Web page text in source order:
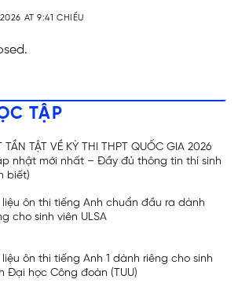
AT 9:41 CHIỀU
TẬP
TẦN TẬT VỀ KỲ THI THPT QUỐC GIA 2026
nhật mới nhất – Đầy đủ thông tin thí sinh
biết)
liệu ôn thi tiếng Anh chuẩn đầu ra dành
cho sinh viên ULSA
liệu ôn thi tiếng Anh 1 dành riêng cho sinh
Đại học Công đoàn (TUU)